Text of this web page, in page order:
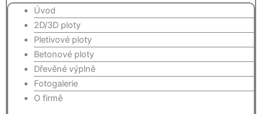
Úvod
2D/3D ploty
Pletivové ploty
Betonové ploty
Dřevěné výplně
Fotogalerie
O firmě